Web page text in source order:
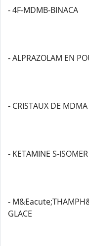
- 4F-MDMB-BINACA
- ALPRAZOLAM EN
- CRISTAUX DE MDMA
- KETAMINE S-
-
GLACE